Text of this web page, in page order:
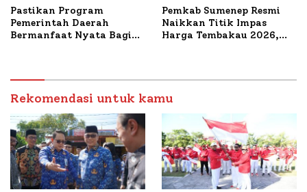
Pastikan Program
Pemerintah Daerah
Bermanfaat Nyata Bagi
Petelur di Desa Bataal
Timur
Pemkab Sumenep Resmi
Naikkan Titik Impas
Harga Tembakau 2026,
Rekomendasi untuk kamu